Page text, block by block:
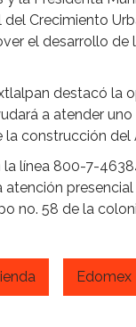
del Crecimiento
el desarrollo
destacó la
a atender
construcción del
la línea 800-7-
atención
no. 58 de la
Edomex